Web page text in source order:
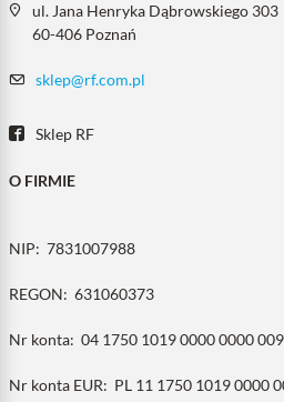
ul. Jana Henryka Dąbrowskiego 303
60-406 Poznań
sklep@rf.com.pl
Sklep RF
O FIRMIE
NIP: 7831007988
REGON: 631060373
Nr konta: 04 1750 1019 0000 0000
Nr konta EUR: PL 11 1750 1019 0000